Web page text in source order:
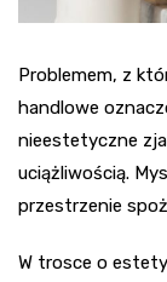
Problemem, z
handlowe
nieestetyczne
uciążliwością.
przestrzenie
W trosce o